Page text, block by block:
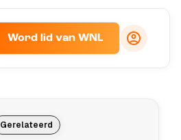
Word lid van WNL
Gerelateerd